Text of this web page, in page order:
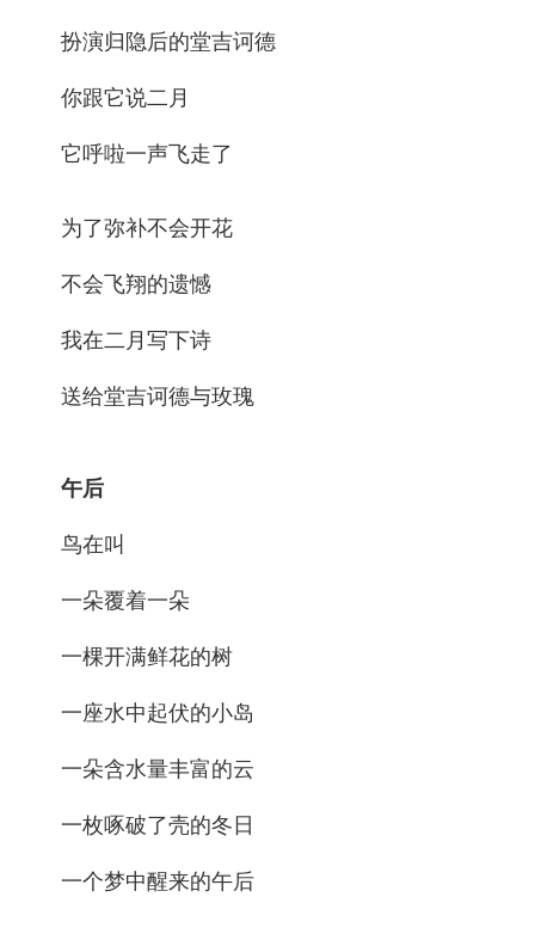
扮演归隐后的堂吉诃德
你跟它说二月
它呼啦一声飞走了
为了弥补不会开花
不会飞翔的遗憾
我在二月写下诗
送给堂吉诃德与玫瑰
午后
鸟在叫
一朵覆着一朵
一棵开满鲜花的树
一座水中起伏的小岛
一朵含水量丰富的云
一枚啄破了壳的冬日
一个梦中醒来的午后